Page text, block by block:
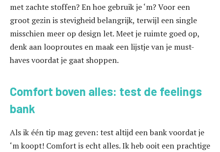
met zachte stoffen? En hoe gebruik je ‘m? Voor een
groot gezin is stevigheid belangrijk, terwijl een single
misschien meer op design let. Meet je ruimte goed op,
denk aan looproutes en maak een lijstje van je must-
haves voordat je gaat shoppen.
Comfort boven alles: test de feelings
bank
Als ik één tip mag geven: test altijd een bank voordat je
‘m koopt! Comfort is echt alles. Ik heb ooit een prachtige